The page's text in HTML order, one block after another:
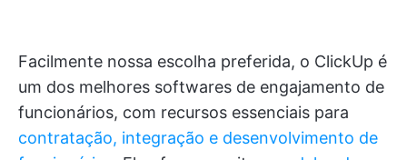
Facilmente nossa escolha preferida, o ClickUp é
um dos melhores softwares de engajamento de
funcionários, com recursos essenciais para
contratação, integração e desenvolvimento de